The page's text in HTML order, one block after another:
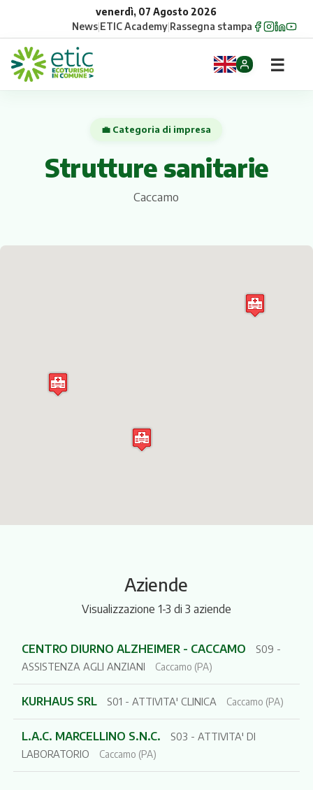
venerdì, 07 Agosto 2026
News|ETIC Academy|Rassegna stampa
Comuni
Gruppi
☰
💼 Categoria di impresa
Strutture sanitarie
Caccamo
Aziende
Visualizzazione 1-3 di 3 aziende
CENTRO DIURNO ALZHEIMER - CACCAMO
S09 -
ASSISTENZA AGLI ANZIANI
Caccamo (PA)
KURHAUS SRL S01 - ATTIVITA' CLINICA Caccamo (PA)
L.A.C. MARCELLINO S.N.C.
S03 - ATTIVITA' DI
LABORATORIO
Caccamo (PA)